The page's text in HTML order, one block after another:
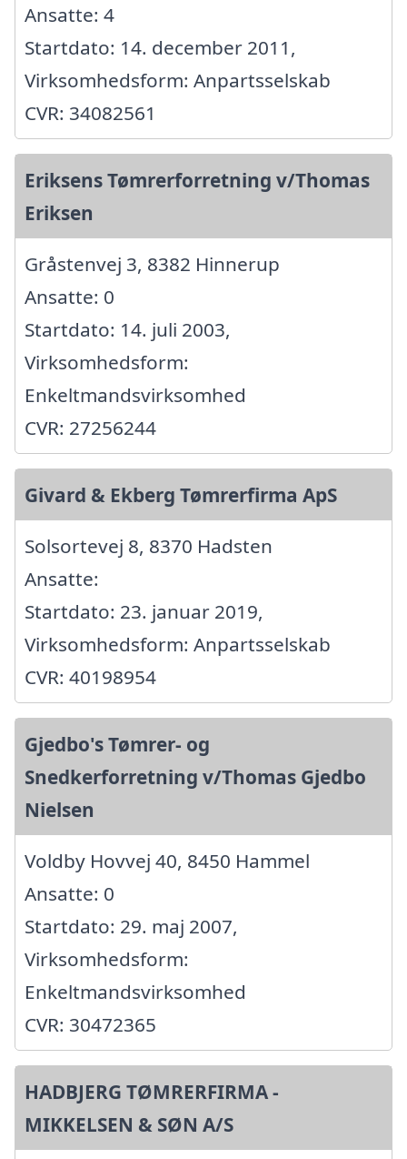
Ansatte: 4
Startdato: 14. december 2011,
Virksomhedsform: Anpartsselskab
CVR: 34082561
Eriksens Tømrerforretning v/Thomas
Eriksen
Gråstenvej 3, 8382 Hinnerup
Ansatte: 0
Startdato: 14. juli 2003,
Virksomhedsform:
Enkeltmandsvirksomhed
CVR: 27256244
Givard & Ekberg Tømrerfirma ApS
Solsortevej 8, 8370 Hadsten
Ansatte:
Startdato: 23. januar 2019,
Virksomhedsform: Anpartsselskab
CVR: 40198954
Gjedbo's Tømrer- og
Snedkerforretning v/Thomas Gjedbo
Nielsen
Voldby Hovvej 40, 8450 Hammel
Ansatte: 0
Startdato: 29. maj 2007,
Virksomhedsform:
Enkeltmandsvirksomhed
CVR: 30472365
HADBJERG TØMRERFIRMA -
MIKKELSEN & SØN A/S